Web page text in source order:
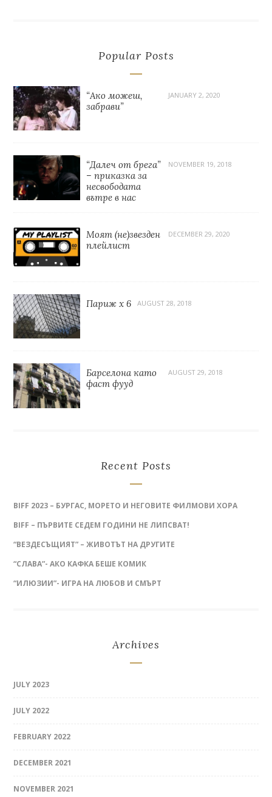
Popular Posts
“Ако можеш,
забрави”
JANUARY 2, 2020
“Далеч от брега”
– приказка за
несвободата
вътре в нас
NOVEMBER 19, 2018
Моят (не)звезден
плейлист
DECEMBER 29, 2020
Париж x 6 AUGUST 28, 2018
Барселона като
фаст фууд
AUGUST 29, 2018
Recent Posts
BIFF 2023 – БУРГАС, МОРЕТО И НЕГОВИТЕ ФИЛМОВИ ХОРА
BIFF – ПЪРВИТЕ СЕДЕМ ГОДИНИ НЕ ЛИПСВАТ!
“ВЕЗДЕСЪЩИЯТ” – ЖИВОТЪТ НА ДРУГИТЕ
“СЛАВА”- АКО КАФКА БЕШЕ КОМИК
“ИЛЮЗИИ”- ИГРА НА ЛЮБОВ И СМЪРТ
Archives
JULY 2023
JULY 2022
FEBRUARY 2022
DECEMBER 2021
NOVEMBER 2021